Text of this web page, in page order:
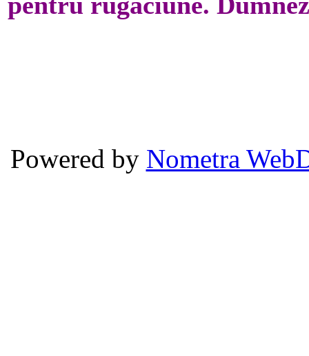
Powered by Nometra